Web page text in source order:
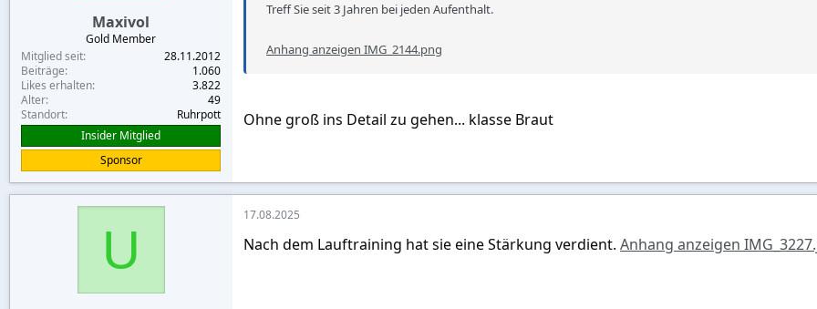
Maxivol
Gold Member
Mitglied seit
28.11.2012
Beiträge
1.060
Likes erhalten
3.822
Alter
49
Standort
Ruhrpott
Insider Mitglied
Sponsor
Treff Sie seit 3 Jahren bei jeden Aufenthalt.
Anhang anzeigen IMG_2144.png
Ohne groß ins Detail zu gehen... klasse Braut
U
17.08.2025
Nach dem Lauftraining hat sie eine Stärkung verdient. Anhang anzeigen